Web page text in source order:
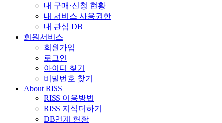
내 구매·신청 현황
내 서비스 사용권한
내 관심 DB
회원서비스
회원가입
로그인
아이디 찾기
비밀번호 찾기
About RISS
RISS 이용방법
RISS 지식더하기
DB연계 현황